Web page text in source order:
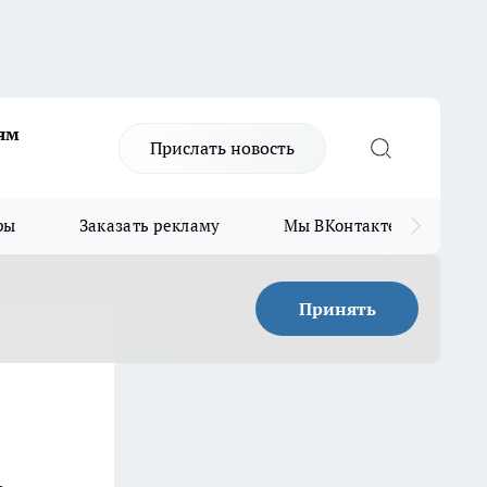
Прислать новость
Заказать рекламу Мы ВКонтакте
Принять